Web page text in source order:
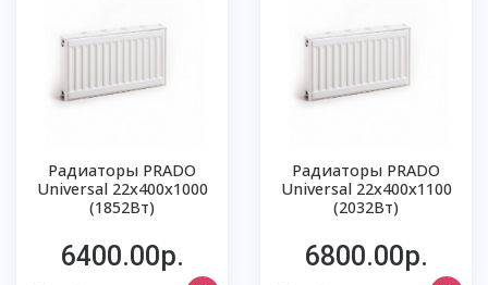
Радиаторы PRADO
Universal 22х400х1000
(1852Вт)
6400.00р.
Радиаторы PRADO
Universal 22х400х1100
(2032Вт)
6800.00р.